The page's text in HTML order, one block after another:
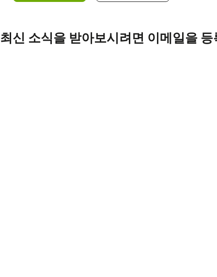
최신 소식을 받아보시려면 이메일을